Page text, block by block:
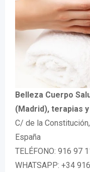
Belleza Cuerpo
(Madrid), terapias
C/ de la
España
TELÉFONO: 916 97
WHATSAPP: +34